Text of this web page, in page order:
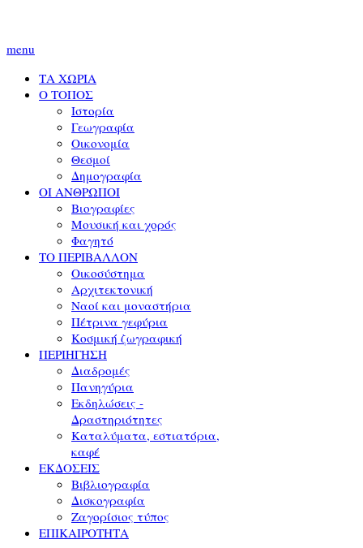
menu
ΤΑ ΧΩΡΙΑ
Ο ΤΟΠΟΣ
Ιστορία
Γεωγραφία
Οικονομία
Θεσμοί
Δημογραφία
ΟΙ ΑΝΘΡΩΠΟΙ
Βιογραφίες
Μουσική και χορός
Φαγητό
ΤΟ ΠΕΡΙΒΑΛΛΟΝ
Οικοσύστημα
Αρχιτεκτονική
Ναοί και μοναστήρια
Πέτρινα γεφύρια
Κοσμική ζωγραφική
ΠΕΡΙΗΓΗΣΗ
Διαδρομές
Πανηγύρια
Εκδηλώσεις -
Δραστηριότητες
Καταλύματα, εστιατόρια,
καφέ
ΕΚΔΟΣΕΙΣ
Βιβλιογραφία
Δισκογραφία
Ζαγορίσιος τύπος
ΕΠΙΚΑΙΡΟΤΗΤΑ